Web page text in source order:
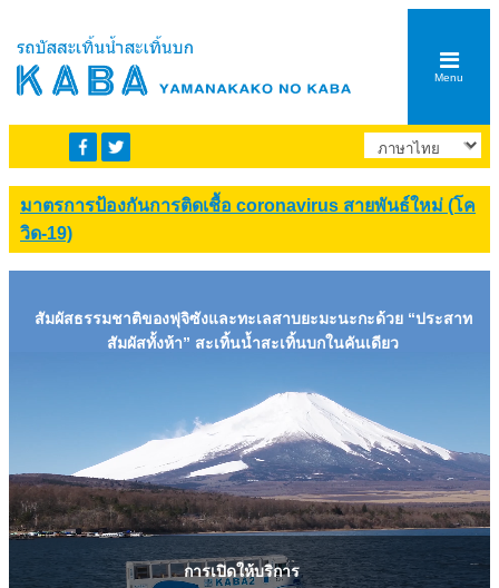
Menu
มาตรการป้องกันการติดเชื้อ coronavirus สายพันธ์ใหม่ (โค
วิด-19)
สัมผัสธรรมชาติของฟุจิซังและทะเลสาบยะมะนะกะด้วย “ประสาท
สัมผัสทั้งห้า” สะเทิ้นน้ำสะเทิ้นบกในคันเดียว
การเปิดให้บริการ